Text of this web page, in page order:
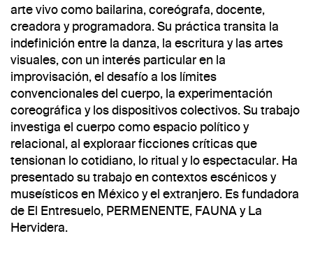
arte vivo como bailarina, coreógrafa, docente,
creadora y programadora. Su práctica transita la
indefinición entre la danza, la escritura y las artes
visuales, con un interés particular en la
improvisación, el desafío a los límites
convencionales del cuerpo, la experimentación
coreográfica y los dispositivos colectivos. Su trabajo
investiga el cuerpo como espacio político y
relacional, al exploraar ficciones críticas que
tensionan lo cotidiano, lo ritual y lo espectacular. Ha
presentado su trabajo en contextos escénicos y
museísticos en México y el extranjero. Es fundadora
de El Entresuelo, PERMENENTE, FAUNA y La
Hervidera.